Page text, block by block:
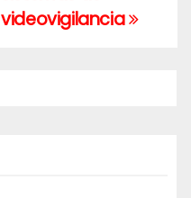
videovigilancia